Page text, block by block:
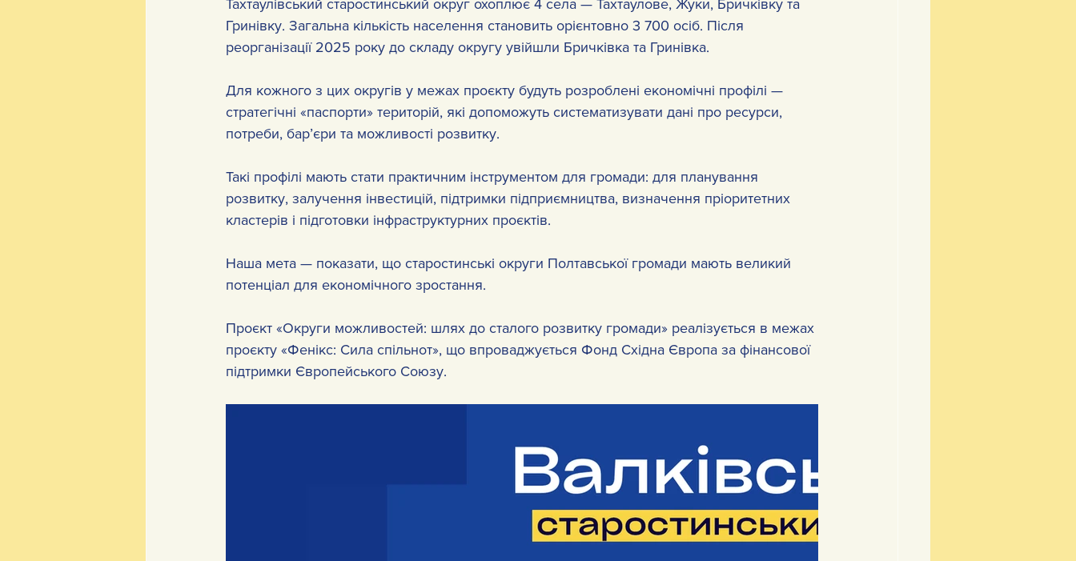
Тахтаулівський старостинський округ охоплює 4 села — Тахтаулове, Жуки, Бричківку та
Гринівку. Загальна кількість населення становить орієнтовно 3 700 осіб. Після
реорганізації 2025 року до складу округу увійшли Бричківка та Гринівка.
Для кожного з цих округів у межах проєкту будуть розроблені економічні профілі —
стратегічні «паспорти» територій, які допоможуть систематизувати дані про ресурси,
потреби, бар’єри та можливості розвитку.
Такі профілі мають стати практичним інструментом для громади: для планування
розвитку, залучення інвестицій, підтримки підприємництва, визначення пріоритетних
кластерів і підготовки інфраструктурних проєктів.
Наша мета — показати, що старостинські округи Полтавської громади мають великий
потенціал для економічного зростання.
Проєкт «Округи можливостей: шлях до сталого розвитку громади» реалізується в межах
проєкту «Фенікс: Сила спільнот», що впроваджується Фонд Східна Європа за фінансової
підтримки Європейського Союзу.